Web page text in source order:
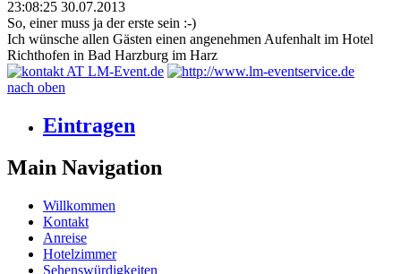
23:08:25 30.07.2013
So, einer muss ja der erste sein :-)
Ich wünsche allen Gästen einen angenehmen Aufenhalt im Hotel
Richthofen in Bad Harzburg im Harz
nach oben
Eintragen
Main Navigation
Willkommen
Kontakt
Anreise
Hotelzimmer
Sehenswürdigkeiten